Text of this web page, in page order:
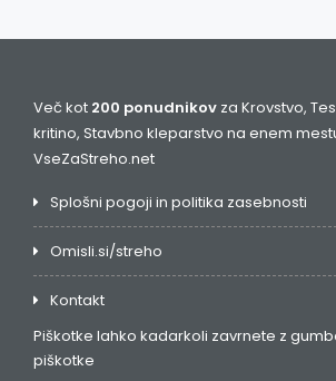
Več kot 200 ponudnikov za Krovstvo,
kritino, Stavbno kleparstvo na enem
VseZaStreho.net
Splošni pogoji in politika zasebnosti
Omisli.si/streho
Kontakt
Piškotke lahko kadarkoli zavrnete z
piškotke